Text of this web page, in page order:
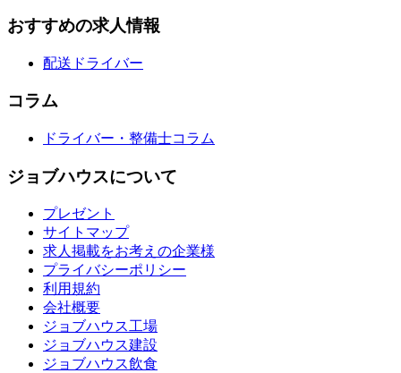
おすすめの求人情報
配送ドライバー
コラム
ドライバー・整備士コラム
ジョブハウスについて
プレゼント
サイトマップ
求人掲載をお考えの企業様
プライバシーポリシー
利用規約
会社概要
ジョブハウス工場
ジョブハウス建設
ジョブハウス飲食